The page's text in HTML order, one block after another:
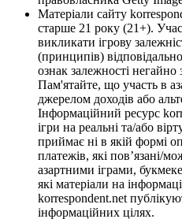
Матеріали сайту
старше 21 року (21+).
викликати ігрову
(принципів)
ознак залежності негайно
Пам'ятайте, що участь в
джерелом доходів або
Інформаційний ресурс
ігри на реальні та/або
приймає ні в якій формі
платежів, які пов’язані/
азартними іграми,
які матеріали на
korrespondent.net
інформаційних цілях.